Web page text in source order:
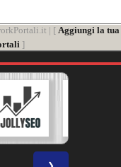
| [ Aggiungi la tua
]